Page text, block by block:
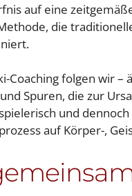
auf eine
die
Coaching folgen wir
Spuren, die zur
und
auf Körper-,